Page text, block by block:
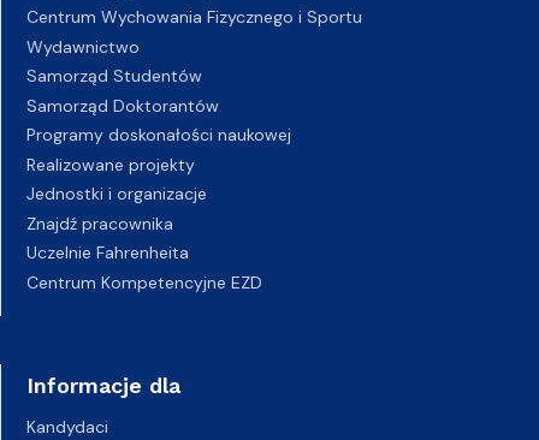
Centrum Wychowania Fizycznego i Sportu
Wydawnictwo
Samorząd Studentów
Samorząd Doktorantów
Programy doskonałości naukowej
Realizowane projekty
Jednostki i organizacje
Znajdź pracownika
Uczelnie Fahrenheita
Centrum Kompetencyjne EZD
Informacje dla
Kandydaci